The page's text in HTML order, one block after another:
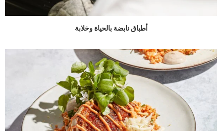
أطباق نابضة بالحياة وخلابة